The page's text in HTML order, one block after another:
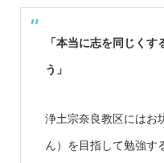
「本当に志を同じく
う」
浄土宗奈良教区にはお
ん）を目指して勉強す